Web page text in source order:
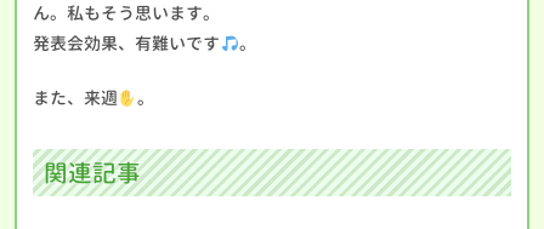
ん。私もそう思います。
発表会効果、有難いです
。
また、来週 。
関連記事